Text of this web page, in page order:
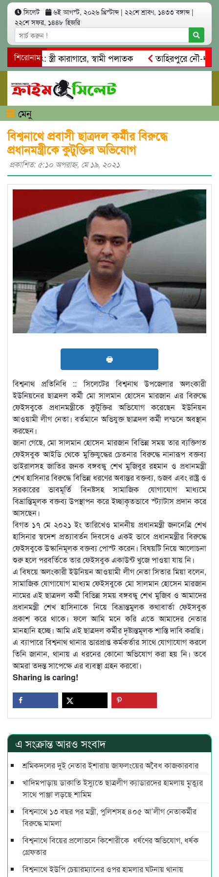
সিলেট ৬ই আগস্ট, ২০২৬ খ্রিস্টাব্দ | ২২শে শ্রাবণ, ১৪৩৩ বঙ্গাব্দ |
২২শে সফর, ১৪৪৮ হিজরি
শিরোনাম
স্ত্রী কারাগারে, স্বামী পলাতক
তাহিরপুরে নৌ-ধর্মঘট
মারধর
নগরীতে কোটি টাকার সম্পত্তি দখলের চেষ্টা:
মেনু
বিশ্বনাথে প্রবাসী ছাত্রদল কর্মীর বিরুদ্ধে
প্রধানমন্ত্রীকে কুটুক্তির অভিযোগ
প্রকাশিত: ৫:১০ অপরাহ্ণ, মে ১৯, ২০২১
🖶
বিশ্বনাথ প্রতিনিধি :: সিলেটের বিশ্বনাথ উপজেলার অলংকারী
ইউনিয়নের ছাত্রদল কর্মী মো সালমান হোসেন মারজান এর বিরুদ্ধে
ফেইসবুকে প্রধানমন্ত্রীকে কুটুক্তির অভিযোগ করেছেন ইউনিয়ন
আওয়ামী লীগ নেতা। বর্তমানে অভিযুক্ত ছাত্রদল কর্মী লন্ডনে অবস্থান
করছেন।
জানা গেছে, মো সালমান হোসেন মারজান বিভিন্ন সময় তার ব্যক্তিগত
ফেইসবুক আইডি থেকে মুক্তিযুদ্ধের চেতনার বিরুদ্ধে নানারূপ বক্তব্য
ভাইরালসহ জাতির জনক বঙ্গবন্ধু শেখ মুজিবুর রহমান ও প্রধানমন্ত্রী
শেখ হাসিনার বিরুদ্ধে বিভিন্ন ধরণের অবান্তর বক্তব্য, গুজব এবং রাষ্ট্র ও
সরকারের ভাবমূর্তি বিনষ্টসহ সামাজিক যোগাযোগ মাধ্যমে
বিভ্রান্তিমূলক বক্তব্য উপস্থাপন করে ইচ্ছাকৃতভাবে স্ট্যাটাস প্রদান করে
আসছেন।
বিগত ১৭ মে ২০২১ ইং তারিখেও মাননীয় প্রধানমন্ত্রী জননেত্রি শেখ
হাসিনার স্বদেশ প্রত্যাবর্তন দিবসেও একই ভাবে প্রধানমন্ত্রীর বিরুদ্ধে
ফেইসবুকে উস্কানিমূলক বক্তব্য পোস্ট করেন। বিষয়টি নিয়ে আলোচনা
শুরু হলে পরবর্তিতে তার ফেইসবুক একাউন্ট খুজে পাওয়া যায় নি।
এ বিষয়ে অলংকারী ইউনিয়ন আওয়ামী লীগ নেতা সিতার মিয়া বলেন,
সামাজিক যোগাযোগ মাধ্যম ফেইসবুকে মো সালমান হোসেন মারজান
নামের এই ছাত্রদল কর্মী বিভিন্ন সময় বঙ্গবন্ধু শেখ মুজিব ও আমাদের
প্রধানমন্ত্রী শেখ হাসিনাকে নিয়ে বিভ্রান্তমুলক কথাবার্তা ফেইসবুক
প্রকাশ করে থাকে। ফলে আমি মনে করি এতে আমাদের নেতার
মানহানি হচ্ছে। আমি এই ছাত্রদল কর্মীর দৃষ্টান্তমূলক শাস্তি দাবি করছি।
এ ব্যাপারে বিশ্বনাথ থানার ভারপ্রাপ্ত কর্মকর্তার সাথে যোগাযোগ করলে
তিনি জানান, থানায় এ ধরনের কোনো অভিযোগ করা হয় নি। তবে
আমরা তদন্ত সাপেক্ষে এর ব্যবস্থা গ্রহন করবো।
Sharing is caring!
এ সংক্রান্ত আরও সংবাদ
শ্রমিকদলের দুই নেতার ইশারায় জাফলংয়ের অবৈধ কাজকারবার
খাদিমপাড়ায় ডাকাতি ইস্যুতে ছাত্রলীগ ক্যাডারদের হামলায় মৃৃত্যুর
সাথে পাঞ্জা লড়ছে শামিম
বিশ্বনাথে ১৩ বছর পর মন্ত্রী, পুলিশসহ ৪০৫ আ’লীগ নেতাকর্মীর
বিরুদ্ধে মামলা
বিশ্বনাথে বিয়ের প্রলোভনে কিশোরীকে ধর্ষণের অভিযোগ, ধর্ষক
গ্রেফতার
বিশ্বনাথে ইউপি চেয়ারম্যানের ওপর হামলার ঘটনায় থানায়